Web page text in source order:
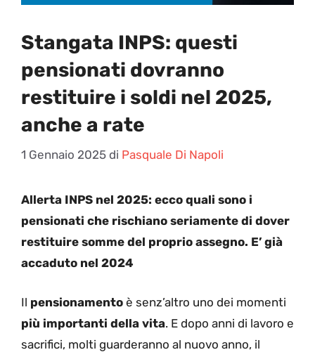
Stangata INPS: questi
pensionati dovranno
restituire i soldi nel 2025,
anche a rate
1 Gennaio 2025 di Pasquale Di Napoli
Allerta INPS nel 2025: ecco quali sono i
pensionati che rischiano seriamente di dover
restituire somme del proprio assegno. E’ già
accaduto nel 2024
Il pensionamento è senz’altro uno dei momenti
più importanti della vita. E dopo anni di lavoro e
sacrifici, molti guarderanno al nuovo anno, il